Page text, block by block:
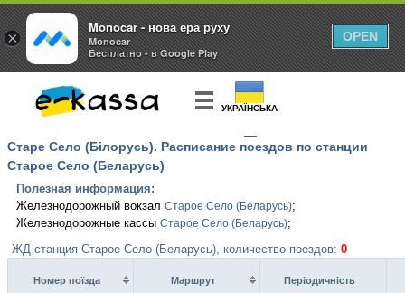
УКРАЇНСЬКА
Старе Село (Білорусь). Расписание поездов по станции
Старое Село (Беларусь)
Полезная информация:
Железнодорожный вокзал Старое Село (Беларусь);
Железнодорожные кассы Старое Село (Беларусь);
ЖД станция Старое Село (Беларусь), количество поездов: 0
Номер поїзда Маршрут Перiодичнiсть
×
Monocar - нова ера руху
Monocar
Бесплатно - в Google Play
OPEN